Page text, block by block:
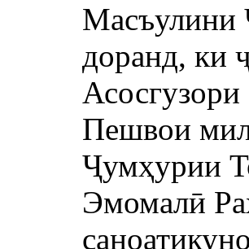
Масъулини​
доранд, ки
Пешвои
Ҷумҳурии
Эмомалӣ